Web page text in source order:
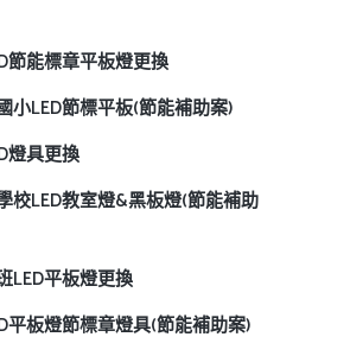
節能標章平板燈更換
小LED節標平板(節能補助案)
燈具更換
校LED教室燈&黑板燈(節能補助
LED平板燈更換
平板燈節標章燈具(節能補助案)